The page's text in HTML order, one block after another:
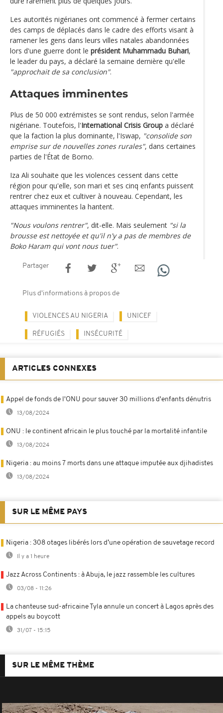
Les autorités nigérianes ont commencé à fermer certains
des camps de déplacés dans le cadre des efforts visant à
ramener les gens dans leurs villes natales abandonnées
lors d'une guerre dont le président Muhammadu Buhari,
le leader du pays, a déclaré la semaine dernière qu'elle
"approchait de sa conclusion".
Attaques imminentes
Plus de 50 000 extrémistes se sont rendus, selon l'armée
nigériane. Toutefois, l'International Crisis Group a déclaré
que la faction la plus dominante, l'Iswap, "consolide son
emprise sur de nouvelles zones rurales", dans certaines
parties de l'État de Borno.
Iza Ali souhaite que les violences cessent dans cette
région pour qu'elle, son mari et ses cinq enfants puissent
rentrer chez eux et cultiver à nouveau. Cependant, les
attaques imminentes la hantent.
"Nous voulons rentrer", dit-elle. Mais seulement "si la
brousse est nettoyée et qu'il n'y a pas de membres de
Boko Haram qui vont nous tuer".
Partager
Plus d'informations à propos de
VIOLENCES AU NIGERIA UNICEF
RÉFUGIÉS INSÉCURITÉ
ARTICLES CONNEXES
Appel de fonds de l'ONU pour sauver 30 millions d'enfants dénutris
13/08/2024
ONU : le continent africain le plus touché par la mortalité infantile
13/08/2024
Nigeria : au moins 7 morts dans une attaque imputée aux djihadistes
13/08/2024
SUR LE MÊME PAYS
Nigeria : 308 otages libérés lors d’une opération de sauvetage record
Il y a 1 heure
Jazz Across Continents : à Abuja, le jazz rassemble les cultures
03/08 - 11:26
La chanteuse sud-africaine Tyla annule un concert à Lagos après des
appels au boycott
31/07 - 15:15
SUR LE MÊME THÈME